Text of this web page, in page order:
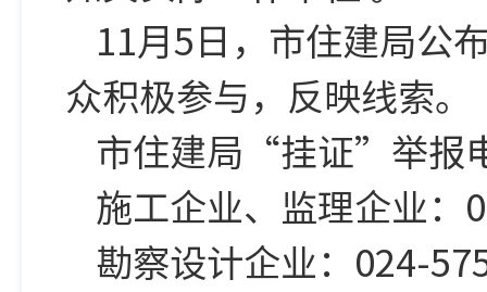
11月5日，市住建局公
众积极参与，反映线索。
市住建局“挂证”举报
施工企业、监理企业：
勘察设计企业：024-